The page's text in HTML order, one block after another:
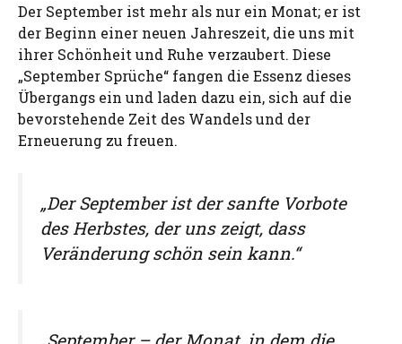
Der September ist mehr als nur ein Monat; er ist
der Beginn einer neuen Jahreszeit, die uns mit
ihrer Schönheit und Ruhe verzaubert. Diese
„September Sprüche“ fangen die Essenz dieses
Übergangs ein und laden dazu ein, sich auf die
bevorstehende Zeit des Wandels und der
Erneuerung zu freuen.
„Der September ist der sanfte Vorbote
des Herbstes, der uns zeigt, dass
Veränderung schön sein kann.“